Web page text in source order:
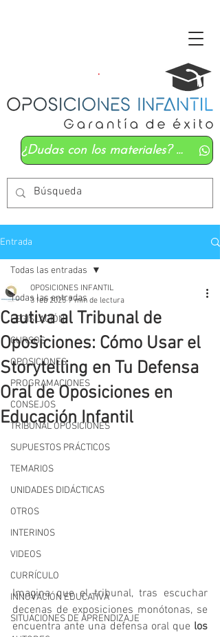
¿Dudas con los materiales? Mándanos un whatsapp
Entrada
Todas las entradas
LEGISLACIÓN
CURSOS
OPOSICIONES
PROGRAMACIONES
CONSEJOS
TRIBUNAL OPOSICIONES
SUPUESTOS PRÁCTICOS
TEMARIOS
UNIDADES DIDÁCTICAS
OTROS
INTERINOS
VIDEOS
CURRÍCULO
INNOVACIÓN EDUCATIVA
SITUACIONES DE APRENDIZAJE
Todas las entradas
Cautiva al Tribunal de
Oposiciones: Cómo Usar el
Storytelling en Tu Defensa
Oral de Oposiciones en
Educación Infantil
OPOSICIONES INFANTIL
3 feb 2025 7 min de lectura
Imagina que el tribunal, tras escuchar
decenas de exposiciones monótonas, se
encuentra ante una defensa oral que los